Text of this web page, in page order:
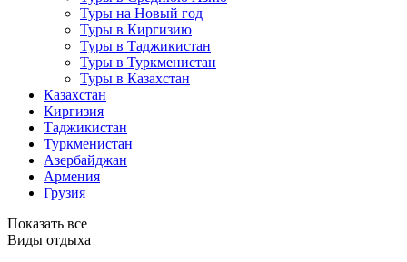
Туры на Новый год
Туры в Киргизию
Туры в Таджикистан
Туры в Туркменистан
Туры в Казахстан
Казахстан
Киргизия
Таджикистан
Туркменистан
Азербайджан
Армения
Грузия
Показать все
Виды отдыха